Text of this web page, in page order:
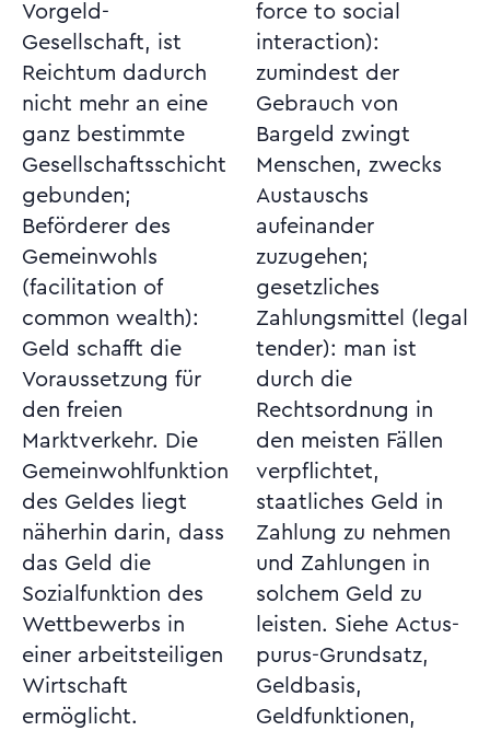
Vorgeld-
Gesellschaft, ist
Reichtum dadurch
nicht mehr an eine
ganz bestimmte
Gesellschaftsschicht
gebunden;
Beförderer des
Gemeinwohls
(facilitation of
common wealth):
Geld schafft die
Voraussetzung für
den freien
Marktverkehr. Die
Gemeinwohlfunktion
des Geldes liegt
näherhin darin, dass
das Geld die
Sozialfunktion des
Wettbewerbs in
einer arbeitsteiligen
Wirtschaft
ermöglicht.
force to social
interaction):
zumindest der
Gebrauch von
Bargeld zwingt
Menschen, zwecks
Austauschs
aufeinander
zuzugehen;
gesetzliches
Zahlungsmittel (legal
tender): man ist
durch die
Rechtsordnung in
den meisten Fällen
verpflichtet,
staatliches Geld in
Zahlung zu nehmen
und Zahlungen in
solchem Geld zu
leisten. Siehe Actus-
purus-Grundsatz,
Geldbasis,
Geldfunktionen,